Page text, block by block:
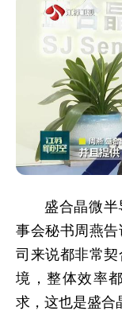
盛合晶微
事会秘书周燕
司来说都非常
境，整体效率
求，这也是盛合